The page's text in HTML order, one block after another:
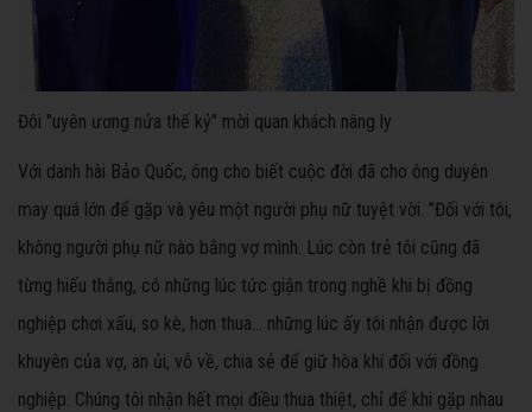
Đôi "uyên ương nửa thế kỷ" mời quan khách nâng ly
Với danh hài Bảo Quốc, ông cho biết cuộc đời đã cho ông duyên
may quá lớn để gặp và yêu một người phụ nữ tuyệt vời. "Đối với tôi,
không người phụ nữ nào bằng vợ mình. Lúc còn trẻ tôi cũng đã
từng hiếu thắng, có những lúc tức giận trong nghề khi bị đồng
nghiệp chơi xấu, so kè, hơn thua… những lúc ấy tôi nhận được lời
khuyên của vợ, an ủi, vỗ về, chia sẻ để giữ hòa khí đối với đồng
nghiệp. Chúng tôi nhận hết mọi điều thua thiệt, chỉ để khi gặp nhau